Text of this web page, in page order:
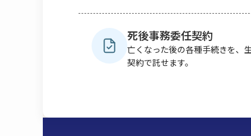
死後事務委任契約
亡くなった後の各種手続きを、
契約で託せます。